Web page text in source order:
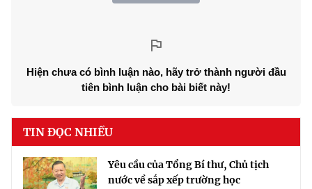
Hiện chưa có bình luận nào, hãy trở thành người đầu
tiên bình luận cho bài biết này!
TIN ĐỌC NHIỀU
Yêu cầu của Tổng Bí thư, Chủ tịch
nước về sắp xếp trường học